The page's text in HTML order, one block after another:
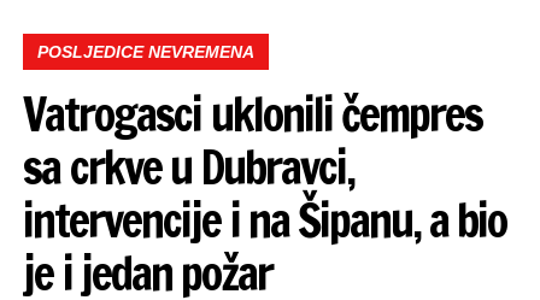
POSLJEDICE NEVREMENA
Vatrogasci uklonili čempres
sa crkve u Dubravci,
intervencije i na Šipanu, a bio
je i jedan požar